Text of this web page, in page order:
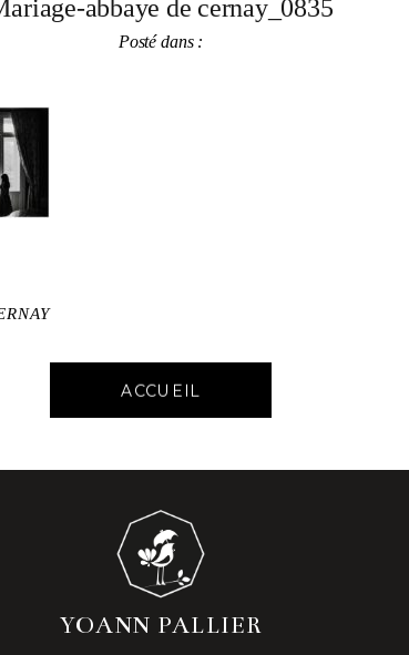
abbaye de cernay_0835
Posté dans :
ACCUEIL
YOANN PALLIER